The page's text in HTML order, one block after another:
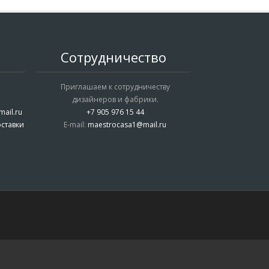
Сотрудничество
Приглашаем к сотрудничеству
дизайнеров и фабрики.
+7 905 976 15 44
E-mail: maestrocasa1@mail.ru